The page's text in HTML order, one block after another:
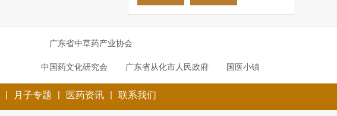
广东省中草药产业协会
中国药文化研究会 广东省从化市人民政府 国医小镇
| 月子专题 | 医药资讯 | 联系我们